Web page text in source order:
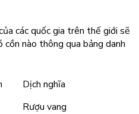
các quốc gia trên thế giới sẽ
nào thông qua bảng danh
Dịch nghĩa
Rượu vang